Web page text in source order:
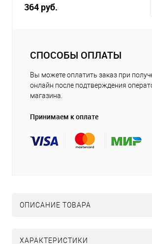
364 руб.
СПОСОБЫ ОПЛАТЫ
Вы можете оплатить заказ при
онлайн после подтверждения
магазина.
Принимаем к оплате
ОПИСАНИЕ ТОВАРА
ХАРАКТЕРИСТИКИ